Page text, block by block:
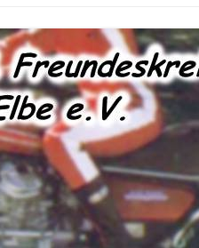
TECHNIK – FAHRWERK
TECHNIK – SONSTIGES